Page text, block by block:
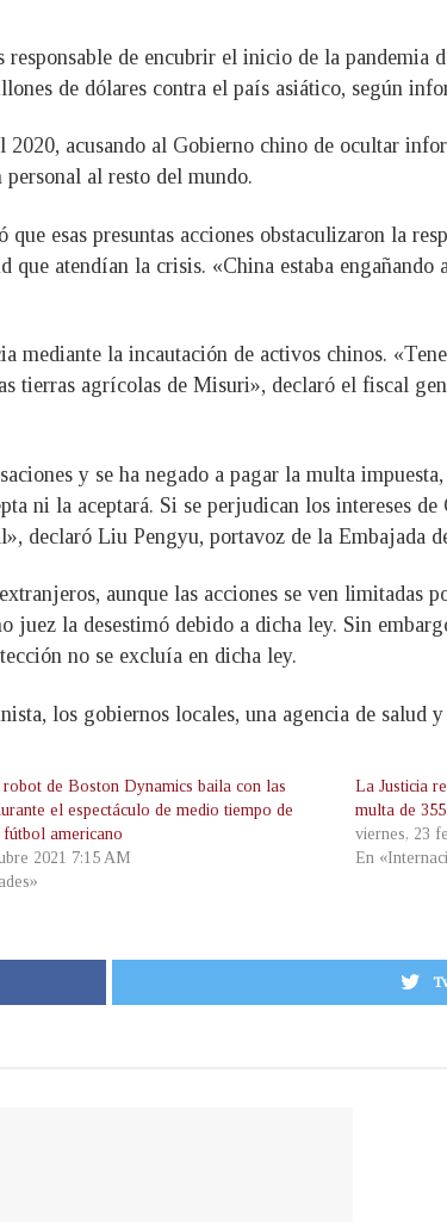
de encubrir el inicio de la pandemia
de dólares contra el país asiático, según
acusando al Gobierno chino de ocultar
al resto del mundo.
esas presuntas acciones obstaculizaron la
que atendían la crisis. «China estaba
mediante la incautación de activos chinos.
tierras agrícolas de Misuri», declaró el fiscal
y se ha negado a pagar la multa
ni la aceptará. Si se perjudican los intereses de
declaró Liu Pengyu, portavoz de la Embajada
aunque las acciones se ven limitadas
juez la desestimó debido a dicha ley. Sin
no se excluía en dicha ley.
los gobiernos locales, una agencia de salud
de Boston Dynamics baila con las
el espectáculo de medio tiempo de
americano
2021 7:15 AM
La Justicia
multa de
viernes, 23
En